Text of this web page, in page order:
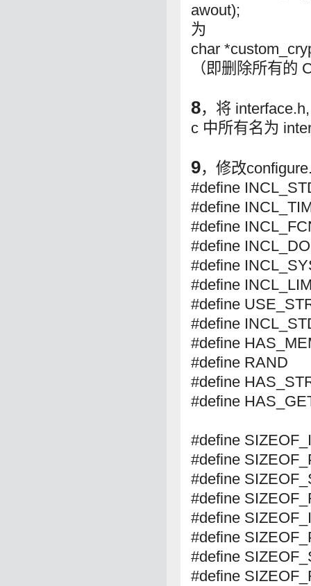
awout);
为
char
（即删除所有的
8，将
c 中所有名为
9，修改
#define
#define
#define
#define
#define
#define
#define
#define
#define
#define RAND
#define
#define
#define
#define
#define
#define
#define
#define
#define
#define